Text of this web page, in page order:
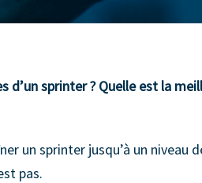
sprinter ? Quelle est la
un sprinter jusqu’à un niveau
pas.